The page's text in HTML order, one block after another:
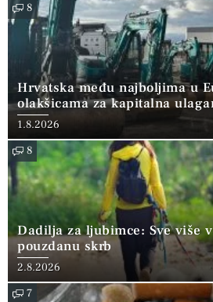
8
Hrvatska među najboljima u
olakšicama za kapitalna
1.8.2026
8
Dadilja za ljubimce: Sve više
pouzdanu skrb
2.8.2026
7